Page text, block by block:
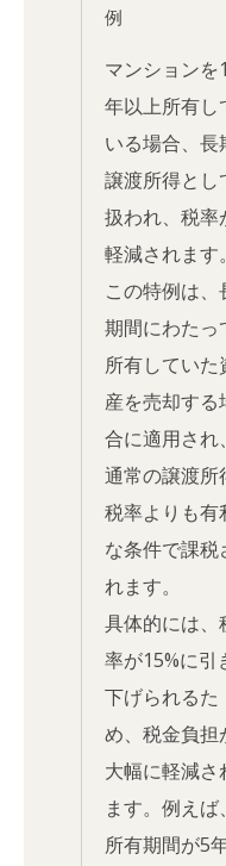
例
マンションを
年以上所有し
いる場合、長
譲渡所得とし
扱われ、税率
軽減されます。
この特例は、
期間にわたっ
所有していた
産を売却する
合に適用され、
通常の譲渡所
税率よりも有
な条件で課税
れます。
具体的には、
率が15%に引
下げられるた
め、税金負担
大幅に軽減さ
ます。例えば、
所有期間が5